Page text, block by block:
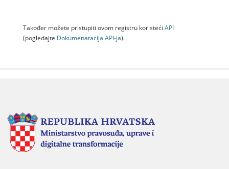
Također možete pristupiti ovom registru koristeći API
(pogledajte Dokumenаtаcijа API-jа).